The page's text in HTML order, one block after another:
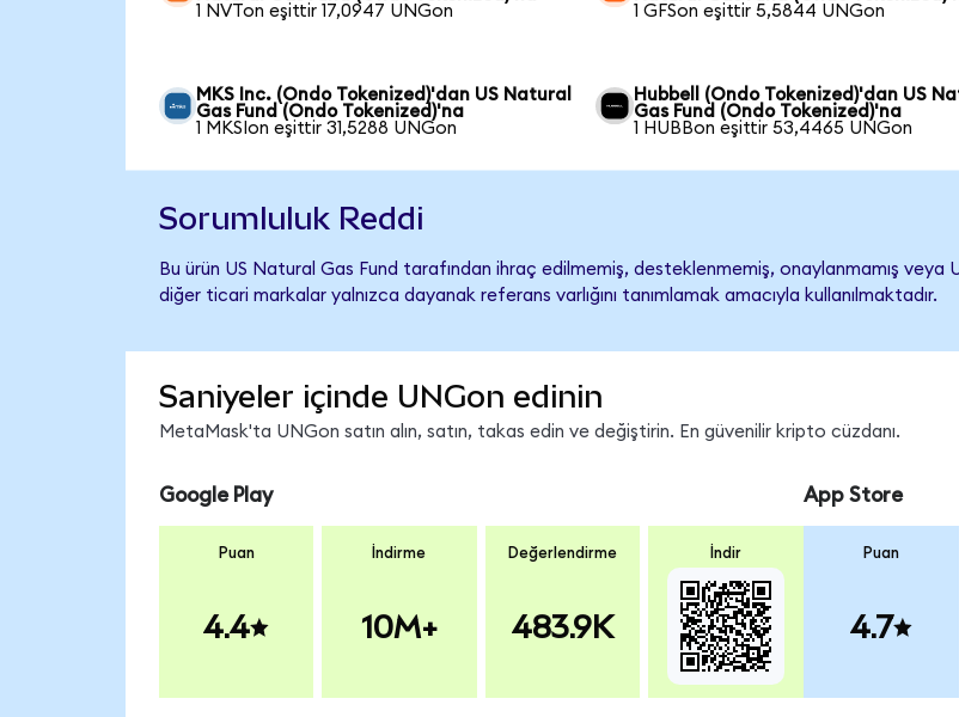
1 NVTon eşittir 17,0947 UNGon
1 GFSon eşittir 5,5844 UNGon
MKS Inc. (Ondo Tokenized)'dan US Natural
Gas Fund (Ondo Tokenized)'na
1 MKSIon eşittir 31,5288 UNGon
Hubbell (Ondo Tokenized)'dan US
Gas Fund (Ondo Tokenized)'na
1 HUBBon eşittir 53,4465 UNGon
Sorumluluk Reddi
Bu ürün US Natural Gas Fund tarafından ihraç edilmemiş, desteklenmemiş, onaylanmamış veya
diğer ticari markalar yalnızca dayanak referans varlığını tanımlamak amacıyla kullanılmaktadır.
Saniyeler içinde UNGon edinin
MetaMask'ta UNGon satın alın, satın, takas edin ve değiştirin. En güvenilir kripto cüzdanı.
Google Play
Puan
4.4
İndirme
10M+
Değerlendirme
483.9K
İndir
App Store
Puan
4.7